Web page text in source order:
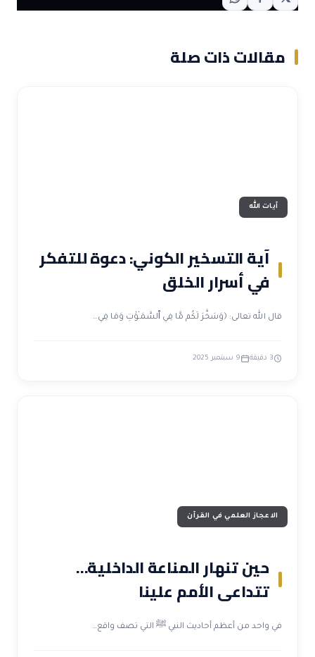
مقالات ذات صلة
آيات الله
آية التسخير الكوني: دعوة للتفكر
في أسرار الخلق
قال الله تعالى: ﴿وَسَخَّرَ لَكُم مَّا فِي ٱلسَّمَـٰوَٰتِ وَمَا فِي…
3 دقيقة 9 سبتمبر 2025
الاعجاز العلمي في القرآن
حين تنهار المناعة الداخلية…
تتداعى الأمم علينا
في واحد من أعظم أحاديث النبي ﷺ التي تصف واقع…